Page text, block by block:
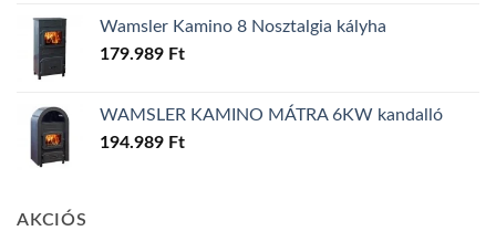
Wamsler Kamino 8 Nosztalgia kályha
179.989 Ft
WAMSLER KAMINO MÁTRA 6KW kandalló
194.989 Ft
AKCIÓS